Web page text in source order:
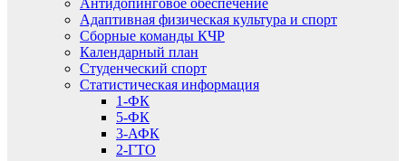
Антидопинговое обеспечение
Адаптивная физическая культура и спорт
Сборные команды КЧР
Календарный план
Студенческий спорт
Статистическая информация
1-ФК
5-ФК
3-АФК
2-ГТО